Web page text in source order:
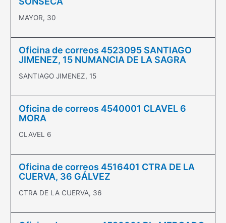
MAYOR, 30
Oficina de correos 4523095 SANTIAGO
JIMENEZ, 15 NUMANCIA DE LA SAGRA
SANTIAGO JIMENEZ, 15
Oficina de correos 4540001 CLAVEL 6
MORA
CLAVEL 6
Oficina de correos 4516401 CTRA DE LA
CUERVA, 36 GÁLVEZ
CTRA DE LA CUERVA, 36